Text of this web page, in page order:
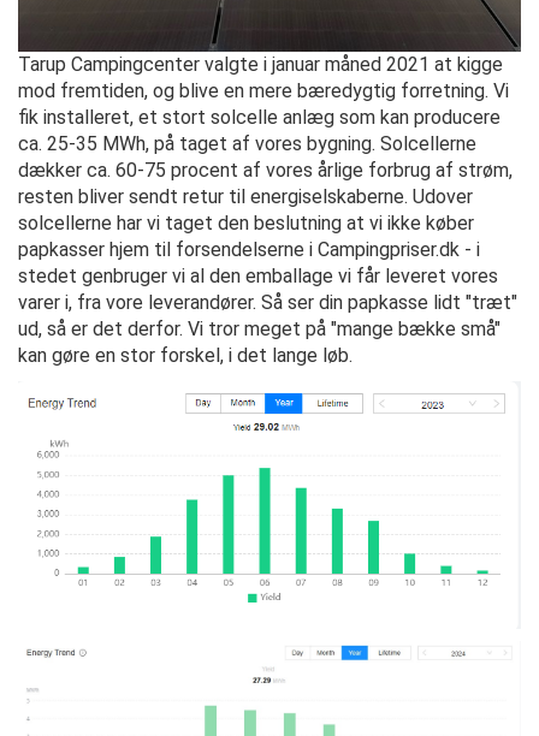
Tarup Campingcenter valgte i januar måned 2021 at kigge
mod fremtiden, og blive en mere bæredygtig forretning. Vi
fik installeret, et stort solcelle anlæg som kan producere
ca. 25-35 MWh, på taget af vores bygning. Solcellerne
dækker ca. 60-75 procent af vores årlige forbrug af strøm,
resten bliver sendt retur til energiselskaberne. Udover
solcellerne har vi taget den beslutning at vi ikke køber
papkasser hjem til forsendelserne i Campingpriser.dk - i
stedet genbruger vi al den emballage vi får leveret vores
varer i, fra vore leverandører. Så ser din papkasse lidt "træt"
ud, så er det derfor. Vi tror meget på "mange bække små"
kan gøre en stor forskel, i det lange løb.